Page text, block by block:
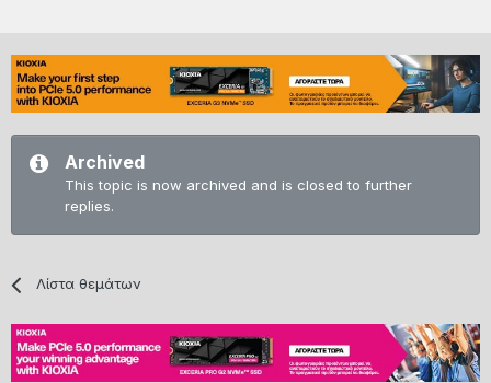
Archived
This topic is now archived and is closed to further
replies.
Λίστα θεμάτων